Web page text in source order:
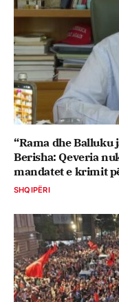
“Rama dhe Balluku
Berisha: Qeveria
mandatet e krimit
SHQIPËRI